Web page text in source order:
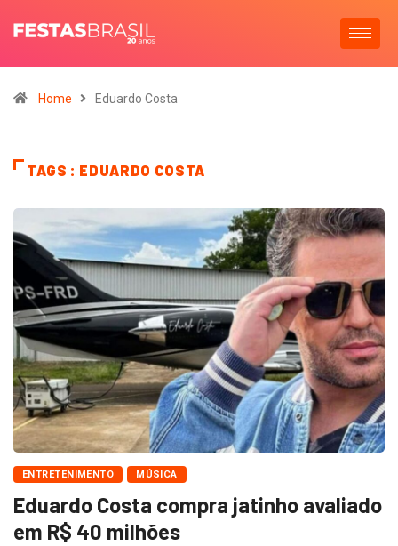
Home Eduardo Costa
TAGS : EDUARDO COSTA
ENTRETENIMENTO MÚSICA
Eduardo Costa compra jatinho avaliado
em R$ 40 milhões